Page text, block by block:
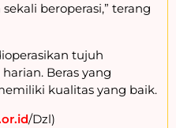
beroperasi,” terang
tujuh
Beras yang
kualitas yang baik.
/Dzl)